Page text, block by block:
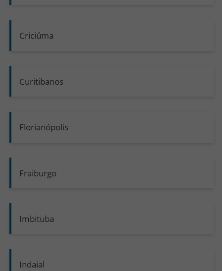
Criciúma
Curitibanos
Florianópolis
Fraiburgo
Imbituba
Indaial